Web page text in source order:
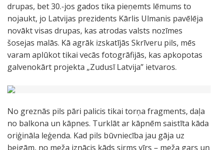
drupas, bet 30.-jos gados tika pieņemts lēmums to
nojaukt, jo Latvijas prezidents Kārlis Ulmanis pavēlēja
novākt visas drupas, kas atrodas valsts nozīmes
šosejas malās. Kā agrāk izskatījās Skrīveru pils, mēs
varam aplūkot tikai vecās fotogrāfijās, kas apkopotas
galvenokārt projekta „Zudusī Latvija” ietvaros.
No greznās pils pāri palicis tikai torņa fragments, daļa
no balkona un kāpnes. Turklāt ar kāpnēm saistīta kāda
oriģināla leģenda. Kad pils būvniecība jau gāja uz
beigām, no meža iznācis kāds sirms vīrs – meža gars un